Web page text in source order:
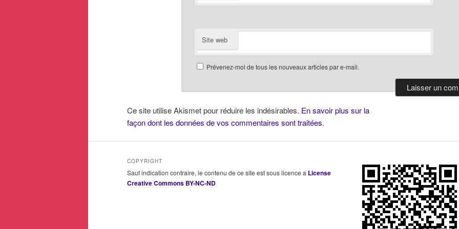
Site web
Prévenez-moi de tous les nouveaux articles par e-mail.
Ce site utilise Akismet pour réduire les indésirables. En savoir plus sur la
façon dont les données de vos commentaires sont traitées.
COPYRIGHT
Sauf indication contraire, le contenu de ce site est sous licence a License
Creative Commons BY-NC-ND